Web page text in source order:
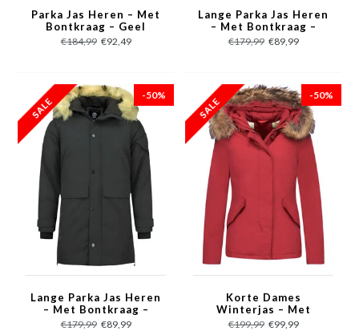
Parka Jas Heren – Met
Bontkraag – Geel
€184,99 €92,49
Lange Parka Jas Heren
– Met Bontkraag –
Groen
€179,99 €89,99
-50%
Lange Parka Jas Heren
– Met Bontkraag –
Zwart
€179,99 €89,99
-50%
Korte Dames
Winterjas – Met
Bontkraag – Rood
€199,99 €99,99